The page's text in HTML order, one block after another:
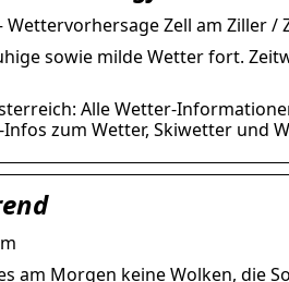
Wettervorhersage Zell am Ziller
sowie milde Wetter fort.
Alle Wetter-
zum Wetter, Skiwetter und
am Morgen keine Wolken, die